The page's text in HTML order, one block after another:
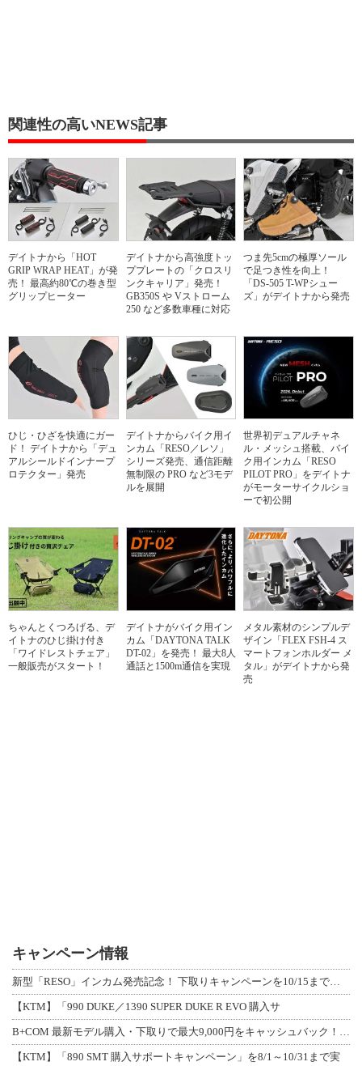
関連性の高いNEWS記事
デイトナから「HOT
GRIP WRAP HEAT」が発
売！ 最高約80℃の巻き型
グリップヒーター
デイトナから高強度トッ
ププレートの「クロスリ
ンクキャリア」発売！
GB350S や Vストローム
250 など多数車種に対応
つま先5cmの極厚ソール
で足つき性を向上！
「DS-505 T-WPシュー
ズ」がデイトナから発売
ひじ・ひざを快適にガー
ド！ デイトナから「デュ
アルシールドインナープ
ロテクター」発売
デイトナからバイク用イ
ンカム「RESO／レソ」
シリーズ発売、通信距離
無制限の PRO など3モデ
ルを展開
世界初デュアルチャネ
ル・メッシュ搭載、バイ
ク用インカム「RESO
PILOT PRO」をデイトナ
がモーターサイクルショ
ーで初公開
ちゃんとくつろげる、デ
イトナのひじ掛け付き
「ワイドレストチェア」
一般販売がスタート！
デイトナがバイク用イン
カム「DAYTONA TALK
DT-02」を発売！ 最大8人
通話と1500m通信を実現
メタル素材のシンプルデ
ザイン「FLEX FSH-4 ス
マートフォンホルダー メ
タル」がデイトナから発
売
キャンペーン情報
【KTM】「990 DUKE／1390 SUPER DUKE R EVO 購入サ
【KTM】「890 SMT 購入サポートキャンペーン」を8/1～10/31まで実